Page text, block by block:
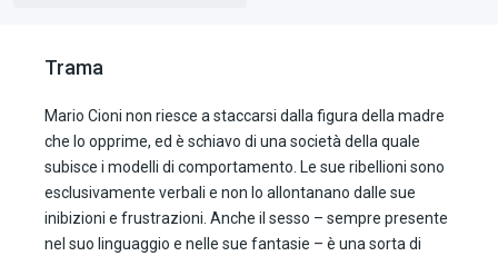
Trama
Mario Cioni non riesce a staccarsi dalla figura della madre
che lo opprime, ed è schiavo di una società della quale
subisce i modelli di comportamento. Le sue ribellioni sono
esclusivamente verbali e non lo allontanano dalle sue
inibizioni e frustrazioni. Anche il sesso – sempre presente
nel suo linguaggio e nelle sue fantasie – è una sorta di